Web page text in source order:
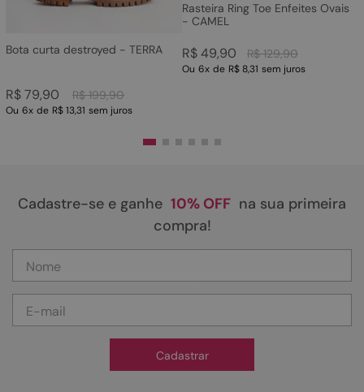
Bota curta destroyed - TERRA
R$ 199,90
R$79,90
Ou 6x de R$ 13,31 sem juros
Rasteira Ring Toe Enfeites Ovais
- CAMEL
R$ 129,90
R$49,90
Ou 6x de R$ 8,31 sem juros
Cadastre-se e ganhe 10% OFF na sua primeira
compra!
Cadastrar